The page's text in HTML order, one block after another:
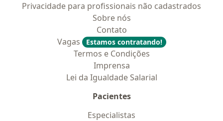
Privacidade para profissionais não cadastrados
Sobre nós
Contato
Vagas
Estamos contratando!
Termos e Condições
Imprensa
Lei da Igualdade Salarial
Pacientes
Especialistas